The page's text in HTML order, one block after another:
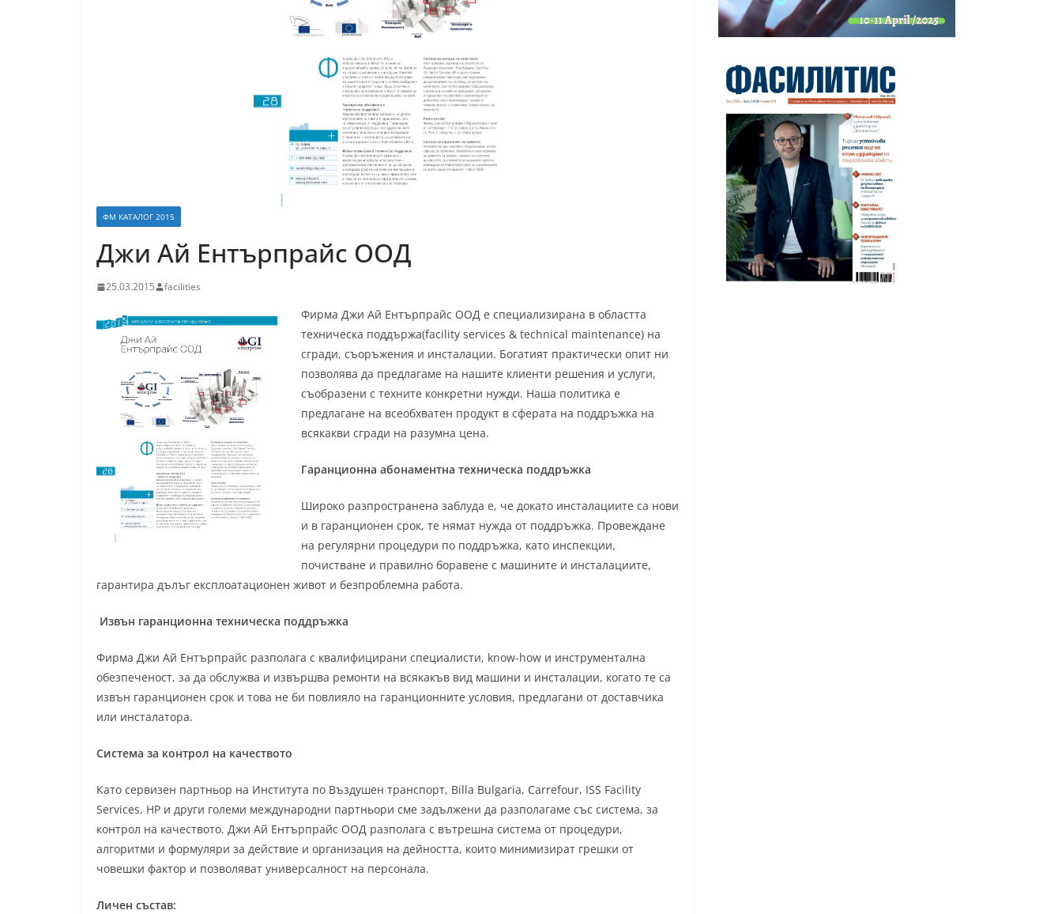
ФМ КАТАЛОГ 2015
Джи Ай Ентърпрайс ООД
25.03.2015 facilities
Фирма Джи Ай Ентърпрайс ООД е специализирана в областта
техническа поддържа(facility services & technical maintenance) на
сгради, съоръжения и инсталации. Богатият практически опит ни
позволява да предлагаме на нашите клиенти решения и услуги,
съобразени с техните конкретни нужди. Наша политика е
предлагане на всеобхватен продукт в сферата на поддръжка на
всякакви сгради на разумна цена.
Гаранционна абонаментна техническа поддръжка
Широко разпространена заблуда е, че докато инсталациите са нови
и в гаранционен срок, те нямат нужда от поддръжка. Провеждане
на регулярни процедури по поддръжка, като инспекции,
почистване и правилно боравене с машините и инсталациите,
гарантира дълъг експлоатационен живот и безпроблемна работа.
Извън гаранционна техническа поддръжка
Фирма Джи Ай Ентърпрайс разполага с квалифицирани специалисти, know-how и инструментална
обезпеченост, за да обслужва и извършва ремонти на всякакъв вид машини и инсталации, когато те са
извън гаранционен срок и това не би повлияло на гаранционните условия, предлагани от доставчика
или инсталатора.
Система за контрол на качеството
Като сервизен партньор на Института по Въздушен транспорт, Billa Bulgaria, Carrefour, ISS Facility
Services, HP и други големи международни партньори сме задължени да разполагаме със система, за
контрол на качеството. Джи Ай Ентърпрайс ООД разполага с вътрешна система от процедури,
алгоритми и формуляри за действие и организация на дейността, които минимизират грешки от
човешки фактор и позволяват универсалност на персонала.
Личен състав: